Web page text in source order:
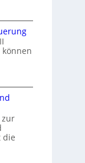
können
zur
die